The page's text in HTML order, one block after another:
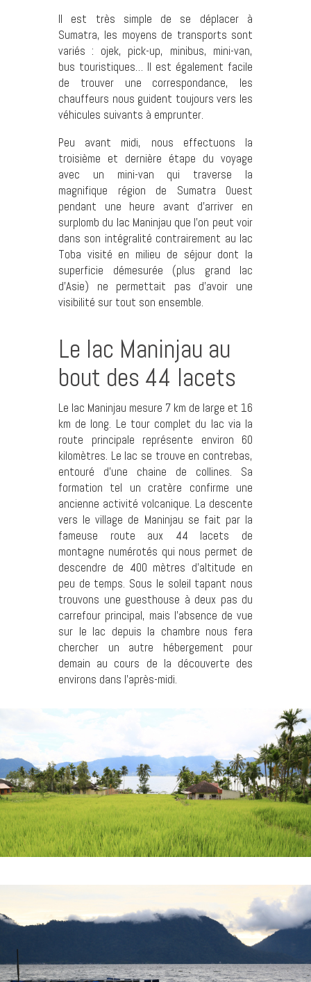
Il est très simple de se déplacer à
Sumatra, les moyens de transports sont
variés : ojek, pick-up, minibus, mini-van,
bus touristiques… Il est également facile
de trouver une correspondance, les
chauffeurs nous guident toujours vers les
véhicules suivants à emprunter.
Peu avant midi, nous effectuons la
troisième et dernière étape du voyage
avec un mini-van qui traverse la
magnifique région de Sumatra Ouest
pendant une heure avant d’arriver en
surplomb du lac Maninjau que l’on peut voir
dans son intégralité contrairement au lac
Toba visité en milieu de séjour dont la
superficie démesurée (plus grand lac
d’Asie) ne permettait pas d’avoir une
visibilité sur tout son ensemble.
Le lac Maninjau au
bout des 44 lacets
Le lac Maninjau mesure 7 km de large et 16
km de long. Le tour complet du lac via la
route principale représente environ 60
kilomètres. Le lac se trouve en contrebas,
entouré d’une chaine de collines. Sa
formation tel un cratère confirme une
ancienne activité volcanique. La descente
vers le village de Maninjau se fait par la
fameuse route aux 44 lacets de
montagne numérotés qui nous permet de
descendre de 400 mètres d’altitude en
peu de temps. Sous le soleil tapant nous
trouvons une guesthouse à deux pas du
carrefour principal, mais l’absence de vue
sur le lac depuis la chambre nous fera
chercher un autre hébergement pour
demain au cours de la découverte des
environs dans l’après-midi.